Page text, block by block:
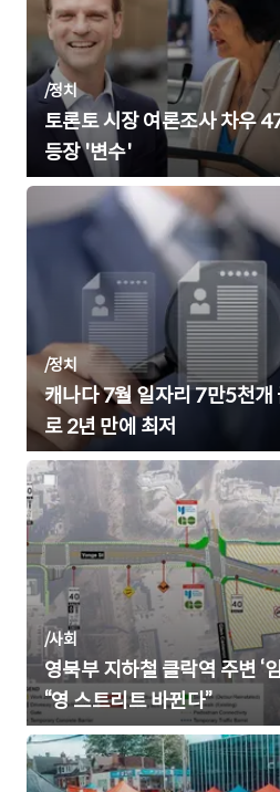
/정치
토론토 시장 여론조사 차우
등장 '변수'
/정치
캐나다 7월 일자리 7만5천
로 2년 만에 최저
/사회
영북부 지하철 클락역 주변 ‘
“영 스트리트 바뀐다”